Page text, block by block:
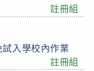
註冊組
入學校內作業
註冊組